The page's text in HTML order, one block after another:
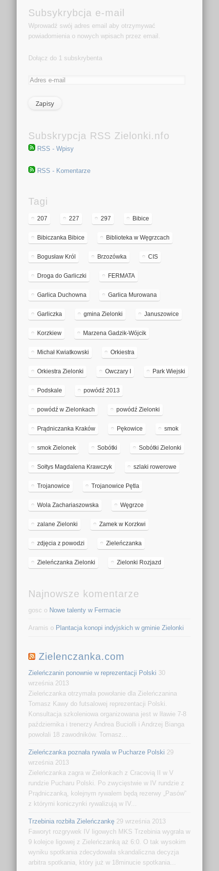
Subsykrybcja e-mail
Wprowadź swój adres email aby otrzymywać
powiadomienia o nowych wpisach przez email.
Dołącz do 1 subskrybenta
Subskrypcja RSS Zielonki.nfo
RSS - Wpisy
RSS - Komentarze
Tagi
207 227 297 Bibice
Bibiczanka Bibice Biblioteka w Węgrzcach
Bogusław Król Brzozówka CIS
Droga do Garliczki FERMATA
Garlica Duchowna Garlica Murowana
Garliczka gmina Zielonki Januszowice
Korzkiew Marzena Gadzik-Wójcik
Michał Kwiatkowski Orkiestra
Orkiestra Zielonki Owczary I Park Wiejski
Podskale powódź 2013
powódź w Zielonkach powódź Zielonki
Prądniczanka Kraków Pękowice smok
smok Zielonek Sobótki Sobótki Zielonki
Sołtys Magdalena Krawczyk szlaki rowerowe
Trojanowice Trojanowice Pętla
Wola Zachariaszowska Węgrzce
zalane Zielonki Zamek w Korzkwi
zdjęcia z powodzi Zieleńczanka
Zieleńczanka Zielonki Zielonki Rozjazd
Najnowsze komentarze
gosc o Nowe talenty w Fermacie
Aramis o Plantacja konopi indyjskich w gminie Zielonki
Zielenczanka.com
Zieleńczanin ponownie w reprezentacji Polski 30
września 2013
Zieleńczanka otrzymała powołanie dla Zieleńczanina
Tomasz Kawy do futsalowej reprezentacji Polski.
Konsultacja szkoleniowa organizowana jest w Iławie 7-8
października i trenerzy Andrea Buciolli i Andrzej Bianga
powołali 18 zawodników. Tomasz...
Zieleńczanka poznała rywala w Pucharze Polski 29
września 2013
Zieleńczanka zagra w Zielonkach z Cracovią II w V
rundzie Pucharu Polski. Po zwycięstwie w IV rundzie z
Prądniczanką, kolejnym rywalem będą rezerwy „Pasów”
z którymi koniczynki rywalizują w IV...
Trzebinia rozbiła Zieleńczankę 29 września 2013
Faworyt rozgrywek IV ligowych MKS Trzebinia wygrała w
9 kolejce ligowej z Zieleńczanką aż 6:0. O tak wysokim
wyniku spotkania zdecydowała skandaliczna decyzja
arbitra spotkania, który już w 18minucie spotkania...